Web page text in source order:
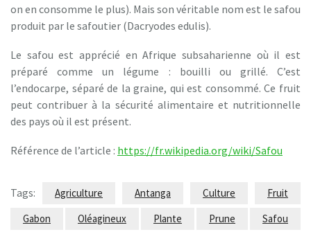
on en consomme le plus). Mais son véritable nom est le safou
produit par le safoutier (Dacryodes edulis).
Le safou est apprécié en Afrique subsaharienne où il est
préparé comme un légume : bouilli ou grillé. C’est
l’endocarpe, séparé de la graine, qui est consommé. Ce fruit
peut contribuer à la sécurité alimentaire et nutritionnelle
des pays où il est présent.
Référence de l’article : https://fr.wikipedia.org/wiki/Safou
Tags: Agriculture Antanga Culture
Fruit
Gabon
Oléagineux Plante Prune Safou